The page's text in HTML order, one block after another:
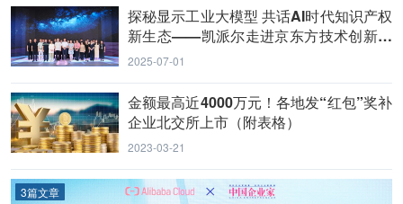
探秘显示工业大模型 共话AI时代知识产权
新生态——凯派尔走进京东方技术创新中
心
2025-07-01
金额最高近4000万元！各地发“红包”奖补
企业北交所上市（附表格）
2023-03-21
3篇文章